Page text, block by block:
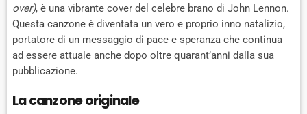
over), è una vibrante cover del celebre brano di John Lennon.
Questa canzone è diventata un vero e proprio inno natalizio,
portatore di un messaggio di pace e speranza che continua
ad essere attuale anche dopo oltre quarant’anni dalla sua
pubblicazione.
La canzone originale